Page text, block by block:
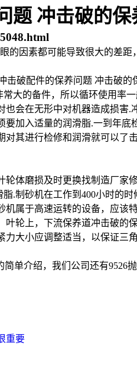
题 冲击破的
的因素都可能导致很大的差距
大的备件，所以循环使用率
会在无形中对机器造成损
加入适量的润滑脂.一到年
其进行检修和润滑就可以
体磨损及时更换找制造厂
.制砂机在工作到400小时的
属于高速运转的设备，应
轮上，下流保养道冲击破
大小应调整适当，以保证
单介绍，我们公司还有9526
重要